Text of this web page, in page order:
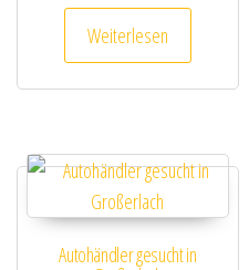
Weiterlesen
Autohändler gesucht in